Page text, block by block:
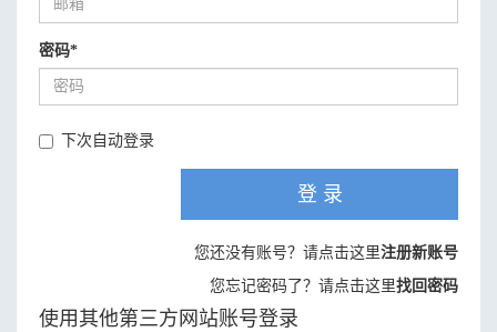
密码*
下次自动登录
登 录
您还没有账号？请点击这里注册新账号
您忘记密码了？请点击这里找回密码
使用其他第三方网站账号登录